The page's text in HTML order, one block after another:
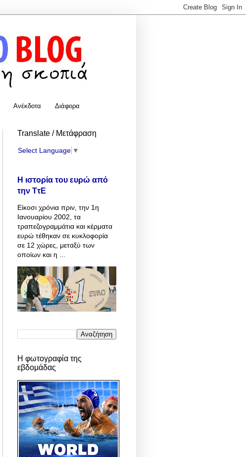
Ανέκδοτα Διάφορα
Translate / Μετάφραση
Select Language ▼
Η ιστορία του ευρώ από
την ΤτΕ
Είκοσι χρόνια πριν, την 1η
Ιανουαρίου 2002, τα
τραπεζογραμμάτια και κέρματα
ευρώ τέθηκαν σε κυκλοφορία
σε 12 χώρες, μεταξύ των
οποίων και η ...
Η φωτογραφία της
εβδομάδας